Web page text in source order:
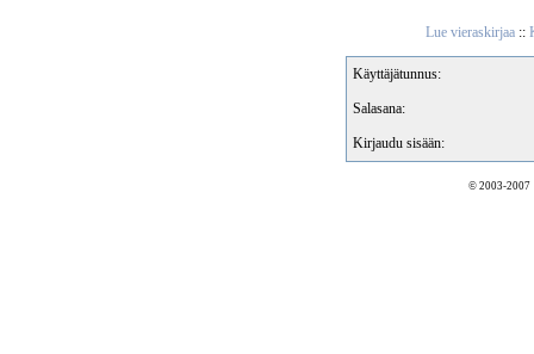
Lue vieraskirjaa::
Käyttäjätunnus:
Salasana:
Kirjaudu sisään:
© 2003-2007